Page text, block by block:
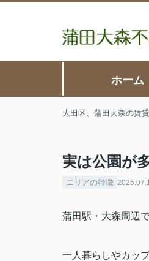
ホーム
大田区、蒲田大森の賃
実は公園が
エリアの特徴
蒲田駅・大森周辺
一人暮らしやカッ